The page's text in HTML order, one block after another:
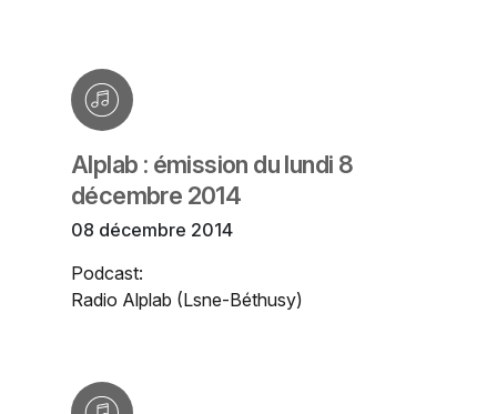
Alplab : émission du lundi 8
décembre 2014
08 décembre 2014
Podcast:
Radio Alplab (Lsne-Béthusy)